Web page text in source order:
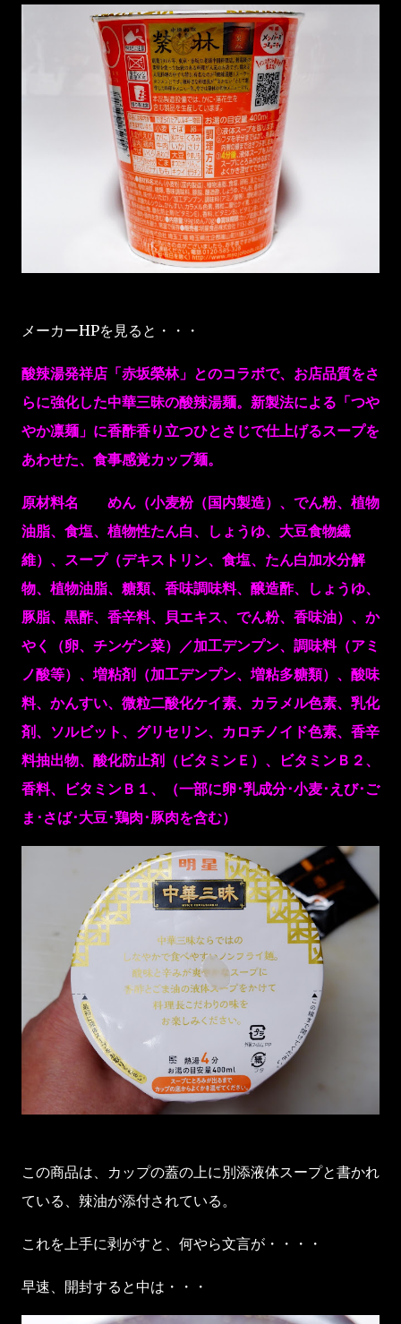
メーカーHPを見ると・・・
酸辣湯発祥店「赤坂榮林」とのコラボで、お店品質をさ
らに強化した中華三昧の酸辣湯麺。新製法による「つや
やか凛麺」に香酢香り立つひとさじで仕上げるスープを
あわせた、食事感覚カップ麺。
原材料名 めん（小麦粉（国内製造）、でん粉、植物
油脂、食塩、植物性たん白、しょうゆ、大豆食物繊
維）、スープ（デキストリン、食塩、たん白加水分解
物、植物油脂、糖類、香味調味料、醸造酢、しょうゆ、
豚脂、黒酢、香辛料、貝エキス、でん粉、香味油）、か
やく（卵、チンゲン菜）／加工デンプン、調味料（アミ
ノ酸等）、増粘剤（加工デンプン、増粘多糖類）、酸味
料、かんすい、微粒二酸化ケイ素、カラメル色素、乳化
剤、ソルビット、グリセリン、カロチノイド色素、香辛
料抽出物、酸化防止剤（ビタミンＥ）、ビタミンＢ２、
香料、ビタミンＢ１、（一部に卵･乳成分･小麦･えび･ご
ま･さば･大豆･鶏肉･豚肉を含む）
この商品は、カップの蓋の上に別添液体スープと書かれ
ている、辣油が添付されている。
これを上手に剥がすと、何やら文言が・・・・
早速、開封すると中は・・・